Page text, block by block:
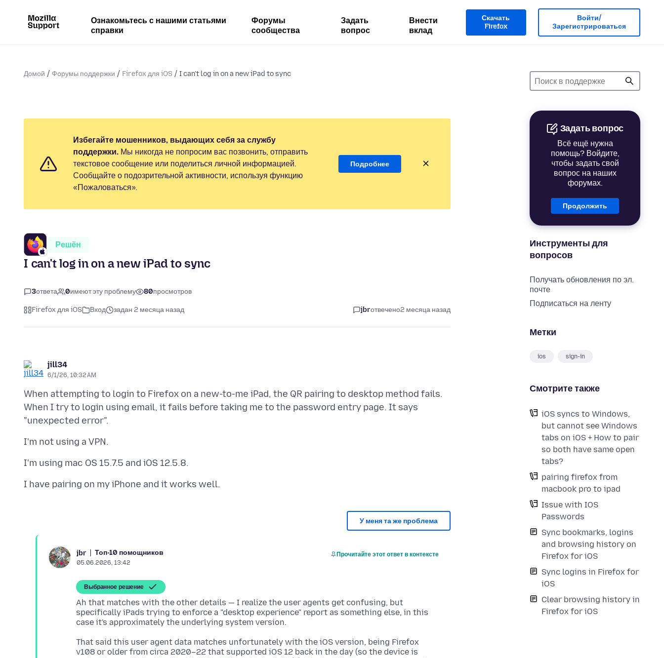
Ознакомьтесь с нашими статьями
справки
Форумы
сообщества
Задать
вопрос
Внести
вклад
Скачать
Firefox
Войти/
Зарегистрироваться
Домой Форумы поддержки Firefox для iOS I can't log in on a new iPad to sync
Задать вопрос
Всё ещё нужна
помощь? Войдите,
чтобы задать свой
вопрос на наших
форумах.
Продолжить
Инструменты для
вопросов
Получать обновления по эл.
почте
Подписаться на ленту
Метки
ios sign-in
Смотрите также
iOS syncs to Windows,
but cannot see Windows
tabs on iOS + How to pair
so both have same open
tabs?
pairing firefox from
macbook pro to ipad
Issue with IOS
Passwords
Sync bookmarks, logins
and browsing history on
Firefox for iOS
Sync logins in Firefox for
iOS
Clear browsing history in
Firefox for iOS
Избегайте мошенников, выдающих себя за службу
поддержки. Мы никогда не попросим вас позвонить, отправить
текстовое сообщение или поделиться личной информацией.
Сообщайте о подозрительной активности, используя функцию
«Пожаловаться».
Подробнее
Решён
I can't log in on a new iPad to sync
3ответа 0имеют эту проблему 80просмотров
Firefox для iOS Вход задан 2 месяца назад jbrотвечено2 месяца назад
jill34
6/1/26, 10:32 AM
When attempting to login to Firefox on a new-to-me iPad, the QR pairing to desktop method fails.
When I try to login using email, it fails before taking me to the password entry page. It says
У меня та же проблема
jbr Топ-10 помощников
05.06.2026, 13:42
Прочитайте этот ответ в контексте
Выбранное решение
Ah that matches with the other details — I realize the user agents get confusing, but
specifically iPads trying to enforce a "desktop experience" report as something else, in this
That said this user agent data matches unfortunately with the iOS version, being Firefox
v108 or older from circa 2020–22 that supported iOS 12 back in the day (so the device is